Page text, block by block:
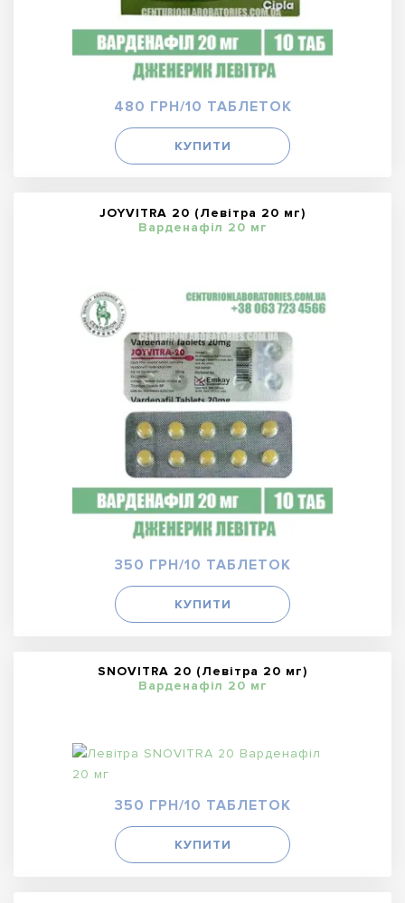
480 ГРН/10 ТАБЛЕТОК
КУПИТИ
JOYVITRA 20 (Левітра 20 мг)
Варденафіл 20 мг
350 ГРН/10 ТАБЛЕТОК
КУПИТИ
SNOVITRA 20 (Левітра 20 мг)
Варденафіл 20 мг
350 ГРН/10 ТАБЛЕТОК
КУПИТИ